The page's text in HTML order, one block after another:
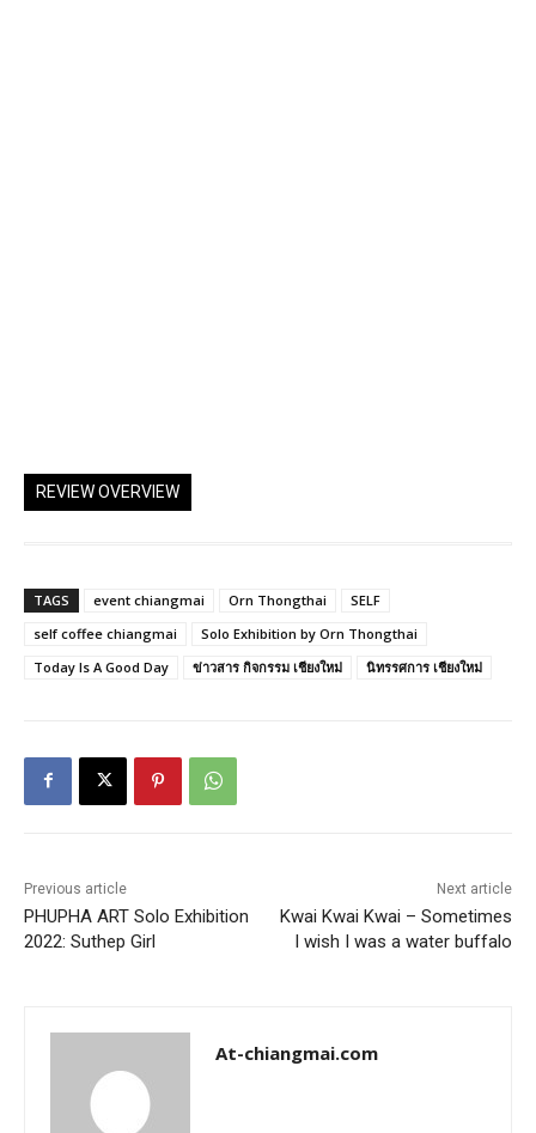
REVIEW OVERVIEW
TAGS event chiangmai Orn Thongthai
SELF
self coffee chiangmai
Solo Exhibition by Orn Thongthai
Today Is A Good Day
ข่าวสาร กิจกรรม เชียงใหม่ นิทรรศการ เชียงใหม่
Previous article
PHUPHA ART Solo Exhibition
2022: Suthep Girl
Next article
Kwai Kwai Kwai – Sometimes
I wish I was a water buffalo
At-chiangmai.com